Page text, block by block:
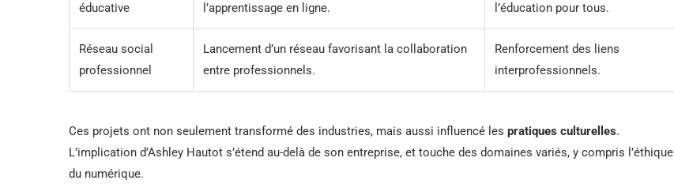
éducative
l’apprentissage en ligne.
l’éducation pour tous.
Réseau social
professionnel
Lancement d’un réseau favorisant la collaboration
entre professionnels.
Renforcement des liens
interprofessionnels.
Ces projets ont non seulement transformé des industries, mais aussi influencé les pratiques culturelles.
L’implication d’Ashley Hautot s’étend au-delà de son entreprise, et touche des domaines variés, y compris l’éthique
du numérique.